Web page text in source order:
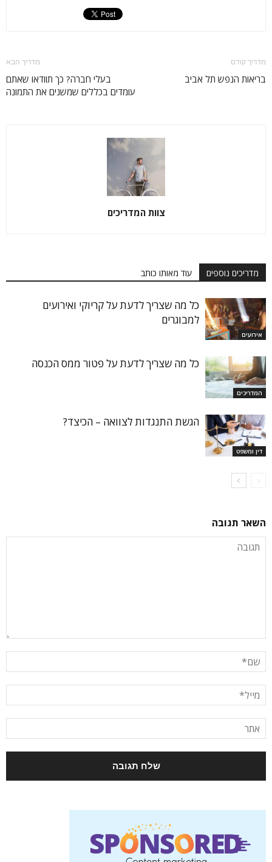
מדריך קודם
בריאות הנפש תל אביב
מדריך הבא
בעלי חברה? כך תוודאו שאתם
עומדים בכללים שמשנים את התמונה
צוות המדריכים
מדריכים נוספים עוד מאותו כותב
אירועים
כל מה שצריך לדעת על קריוקי ואירועים
למבוגרים
המדריכים
כל מה שצריך לדעת על פטור ממס הכנסה
דין ומשפט
הגשת התנגדות לצוואה – הכיצד?
השאר תגובה